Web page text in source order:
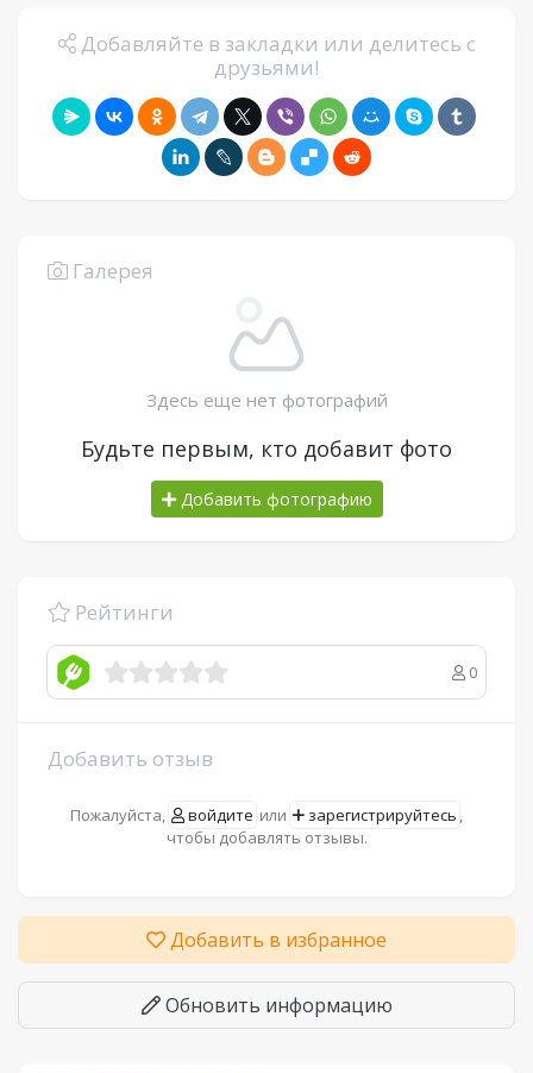
Добавляйте в закладки или делитесь с
друзьями!
Галерея
Здесь еще нет фотографий
Будьте первым, кто добавит фото
Добавить фотографию
Рейтинги
0
Добавить отзыв
Пожалуйста, войдите или зарегистрируйтесь ,
чтобы добавлять отзывы.
Добавить в избранное
Обновить информацию